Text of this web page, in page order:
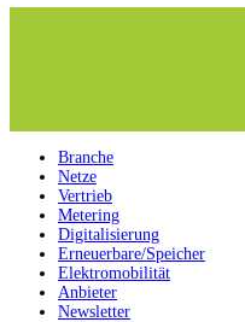
Branche
Netze
Vertrieb
Metering
Digitalisierung
Erneuerbare/Speicher
Elektromobilität
Anbieter
Newsletter